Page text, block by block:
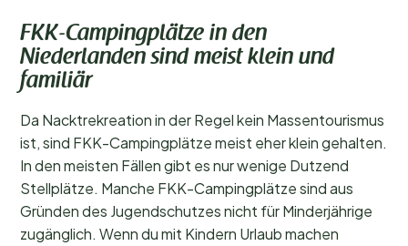
FKK-Campingplätze in den
Niederlanden sind meist klein und
familiär
Da Nacktrekreation in der Regel kein Massentourismus
ist, sind FKK-Campingplätze meist eher klein gehalten.
In den meisten Fällen gibt es nur wenige Dutzend
Stellplätze. Manche FKK-Campingplätze sind aus
Gründen des Jugendschutzes nicht für Minderjährige
zugänglich. Wenn du mit Kindern Urlaub machen